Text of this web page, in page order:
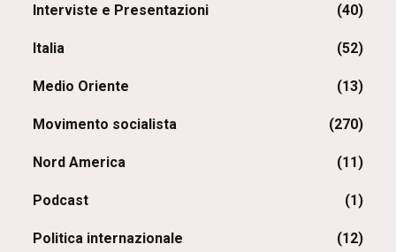
Interviste e Presentazioni (40)
Italia (52)
Medio Oriente (13)
Movimento socialista (270)
Nord America (11)
Podcast (1)
Politica internazionale (12)